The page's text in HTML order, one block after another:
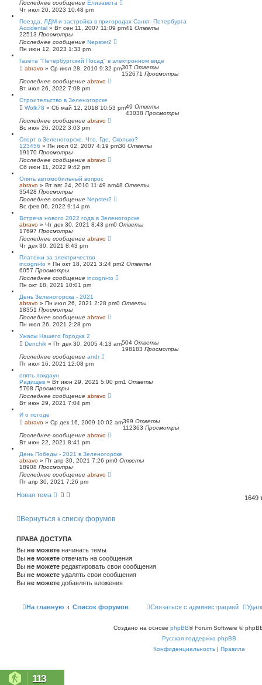
Последнее сообщение Елизавета
Чт июл 20, 2023 10:48 pm
Поезда, ЛДМ и застройка в пригородах Санкт- Петербурга
Accidental » Вт сен 11, 2007 11:09 pm41 Ответы
22513 Просмотры
Последнее сообщение Nepster2
Пн июн 12, 2023 1:33 pm
Газета "Петербургский Посад" в электронном виде
abravo » Ср июл 28, 2010 9:32 pm307 Ответы
152671 Просмотры
Последнее сообщение abravo
Вт июл 26, 2022 7:08 pm
Строительство в Зеленогорске
Wolk78 » Сб май 12, 2018 10:53 pm49 Ответы
43038 Просмотры
Последнее сообщение abravo
Вс июн 26, 2022 3:03 pm
Спорт в Зеленогорске. Что, Где, Сколько?
123456 » Пн июл 02, 2007 4:19 pm30 Ответы
19170 Просмотры
Последнее сообщение abravo
Сб июн 11, 2022 9:42 pm
Опять автомобильный вопрос
abravo » Вт авг 24, 2010 11:49 am48 Ответы
35428 Просмотры
Последнее сообщение Nepster2
Вс фев 06, 2022 9:14 pm
Встреча нового 2022 года в Зеленогорске
abravo » Чт дек 30, 2021 8:43 pm0 Ответы
17697 Просмотры
Последнее сообщение abravo
Чт дек 30, 2021 8:43 pm
Платежи за электричество
incogni-to » Пн окт 18, 2021 3:24 pm2 Ответы
6057 Просмотры
Последнее сообщение incogni-to
Пн окт 18, 2021 10:01 pm
День Зеленогорска - 2021
abravo » Пн июл 26, 2021 2:28 pm0 Ответы
18351 Просмотры
Последнее сообщение abravo
Пн июл 26, 2021 2:28 pm
Ужасы Нашего Городка 2
Denchik » Пт дек 30, 2005 4:13 am504 Ответы
198183 Просмотры
Последнее сообщение andr
Пт июл 16, 2021 12:08 pm
опять локдаун
Радищев » Вт июн 29, 2021 5:00 pm1 Ответы
5708 Просмотры
Последнее сообщение abravo
Вт июн 29, 2021 7:04 pm
И о погоде
abravo » Ср дек 16, 2009 10:02 am399 Ответы
112363 Просмотры
Последнее сообщение abravo
Вт июн 22, 2021 8:41 pm
День Победы - 2021 в Зеленогорске
abravo » Пт апр 30, 2021 7:26 pm0 Ответы
18908 Просмотры
Последнее сообщение abravo
Пт апр 30, 2021 7:26 pm
Новая тема 1649
Вернуться к списку форумов
ПРАВА ДОСТУПА
Вы не можете начинать темы
Вы не можете отвечать на сообщения
Вы не можете редактировать свои сообщения
Вы не можете удалять свои сообщения
Вы не можете добавлять вложения
На главную Список форумов Связаться с администрацией
Создано на основе phpBB® Forum Software ©
Русская поддержка phpBB
Конфиденциальность | Правила
113